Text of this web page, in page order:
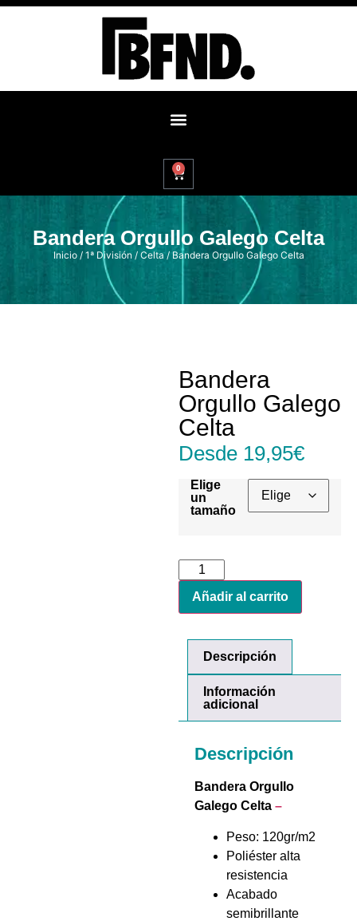
0
Bandera Orgullo Galego Celta
Inicio/ 1ª División / Celta/ Bandera Orgullo Galego Celta
Bandera
Orgullo Galego
Celta
Desde 19,95€
Elige
un
tamaño
Añadir al carrito
Descripción
Información
adicional
Descripción
Bandera Orgullo
Galego Celta –
Peso: 120gr/m2
Poliéster alta
resistencia
Acabado
semibrillante